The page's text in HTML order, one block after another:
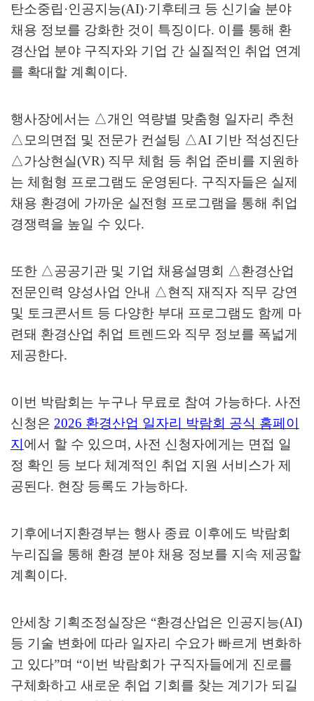
탄소중립 ·인공지능(AI)·기후테크 등 신기술 분야
채용 정보를 강화한 것이 특징이다. 이를 통해 환
경산업 분야 구직자와 기업 간 실질적인 취업 연계
를 확대할 계획이다.
행사장에서는 △개인 역량별 맞춤형 일자리 추천
△ 모의면접 및 전문가 컨설팅 △AI 기반 적성진단
△가상현실(VR) 직무 체험 등 취업 준비를 지원하
는 체험형 프로그램도 운영된다. 구직자들은 실제
채용 환경에 가까운 실전형 프로그램을 통해 취업
경쟁력을 높일 수 있다.
또한 △공공기관 및 기업 채용설명회 △환경산업
전문인력 양성사업 안내 △현직 재직자 직무 강연
및 토크콘서트 등 다양한 부대 프로그램도 함께 마
련돼 환경산업 취업 트렌드와 직무 정보를 폭넓게
제공한다.
이번 박람회는 누구나 무료로 참여 가능하다. 사전
신청은 2026 환경산업 일자리 박람회 공식 홈페이
지 에서 할 수 있으며 , 사전 신청자에게는 면접 일
정 확인 등 보다 체계적인 취업 지원 서비스가 제
공된다. 현장 등록도 가능하다.
기후에너지환경부는 행사 종료 이후에도 박람회
누리집을 통해 환경 분야 채용 정보를 지속 제공할
계획이다.
안세창 기획조정실장은 “환경산업은 인공지능(AI)
등 기술 변화에 따라 일자리 수요가 빠르게 변화하
고 있다”며 “이번 박람회가 구직자들에게 진로를
구체화하고 새로운 취업 기회를 찾는 계기가 되길